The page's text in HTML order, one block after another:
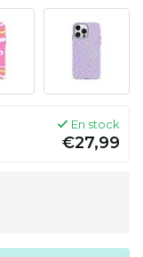
En stock
€27,99